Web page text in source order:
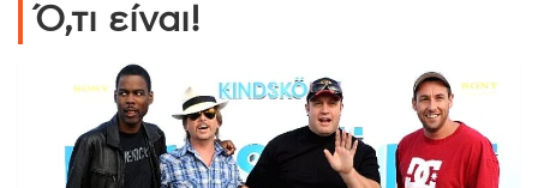
Ό,τι είναι!